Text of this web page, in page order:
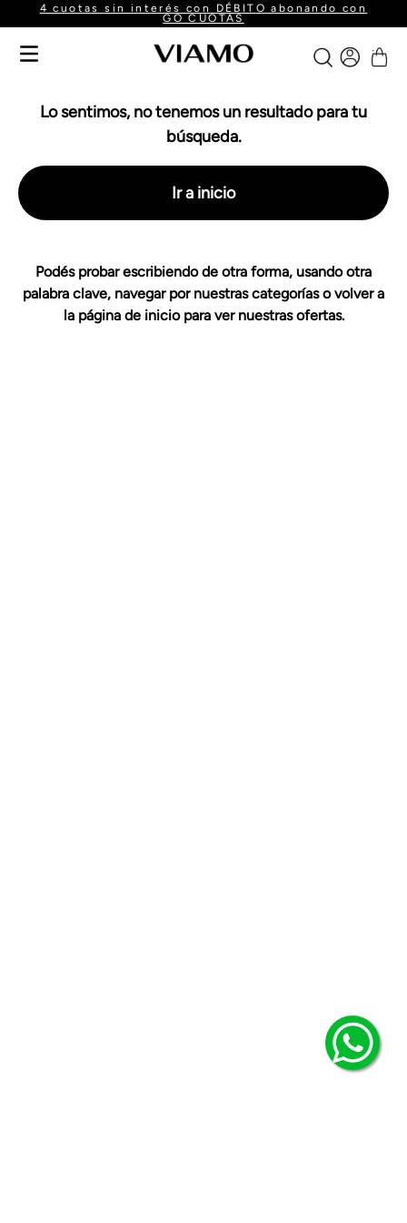
4 cuotas sin interés con DÉBITO abonando con
GO CUOTAS
Lo sentimos, no tenemos un resultado para tu
búsqueda.
Ir a inicio
Podés probar escribiendo de otra forma, usando otra
palabra clave, navegar por nuestras categorías o volver a
la página de inicio para ver nuestras ofertas.